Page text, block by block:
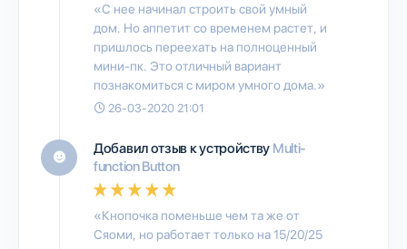
«С нее начинал строить свой умный
дом. Но аппетит со временем растет, и
пришлось переехать на полноценный
мини-пк. Это отличный вариант
познакомиться с миром умного дома.»
26-03-2020 21:01
Добавил отзыв к устройству Multi-
function Button
«Кнопочка поменьше чем та же от
Сяоми, но работает только на 15/20/25